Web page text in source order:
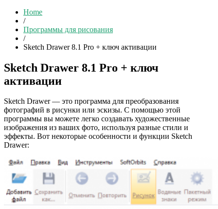
Home
/
Программы для рисования
/
Sketch Drawer 8.1 Pro + ключ активации
Sketch Drawer 8.1 Pro + ключ
активации
Sketch Drawer — это программа для преобразования
фотографий в рисунки или эскизы. С помощью этой
программы вы можете легко создавать художественные
изображения из ваших фото, используя разные стили и
эффекты. Вот некоторые особенности и функции Sketch
Drawer: